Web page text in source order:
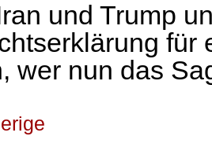
und Trump
für
wer nun das